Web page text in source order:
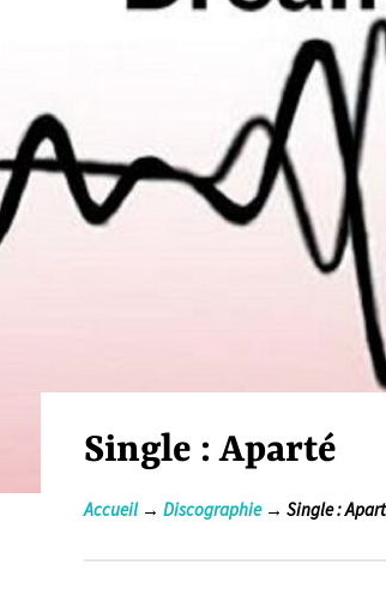
Single : Aparté
Accueil→ Discographie→ Single :